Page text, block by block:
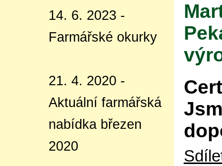
14. 6. 2023 -
Farmářské okurky
21. 4. 2020 -
Aktuální farmářská
nabídka březen
2020